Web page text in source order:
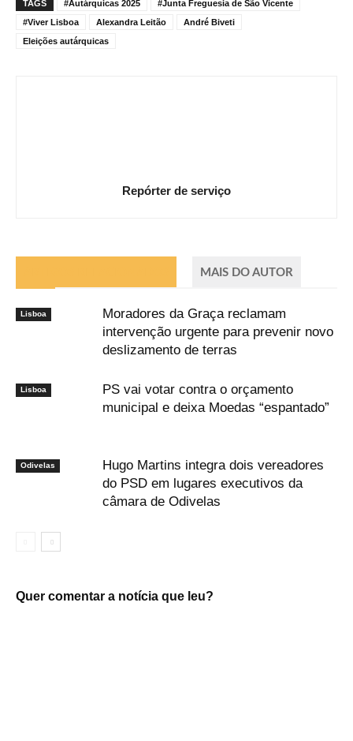
TAGS #Autárquicas 2025
#Junta Freguesia de São Vicente
#Viver Lisboa
Alexandra Leitão
André Biveti
Eleições autárquicas
Repórter de serviço
MAIS DO AUTOR
Lisboa
Moradores da Graça reclamam
intervenção urgente para prevenir novo
deslizamento de terras
Lisboa
PS vai votar contra o orçamento
municipal e deixa Moedas “espantado”
Odivelas
Hugo Martins integra dois vereadores
do PSD em lugares executivos da
câmara de Odivelas
Quer comentar a notícia que leu?